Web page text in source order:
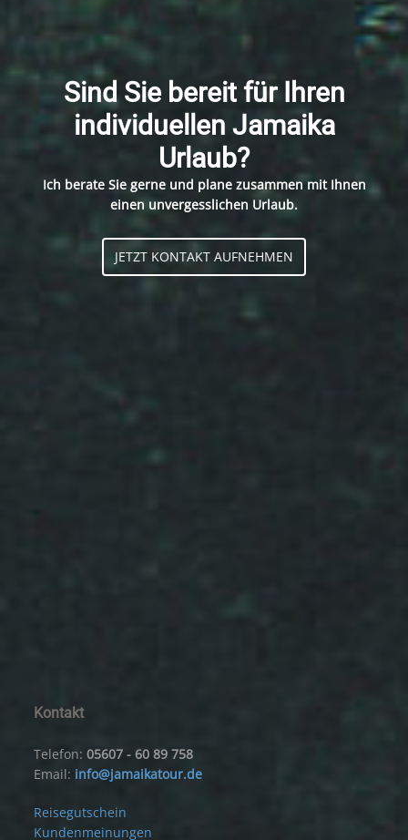
Sind Sie bereit für Ihren
individuellen Jamaika
Urlaub?
Ich berate Sie gerne und plane zusammen mit Ihnen
einen unvergesslichen Urlaub.
JETZT KONTAKT AUFNEHMEN
Kontakt
Telefon:05607 - 60 89 758
Email: info@jamaikatour.de
Reisegutschein
Kundenmeinungen